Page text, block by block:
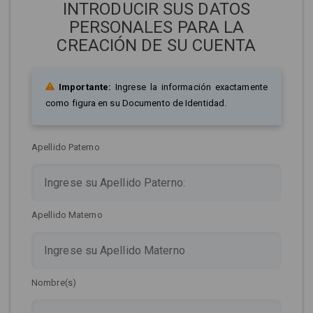
INTRODUCIR SUS DATOS
PERSONALES PARA LA
CREACIÓN DE SU CUENTA
Importante: Ingrese la información exactamente
como figura en su Documento de Identidad.
Apellido Paterno
Apellido Materno
Nombre(s)